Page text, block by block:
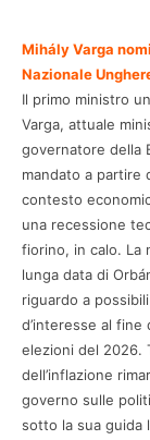
Mihály Varga
Nazionale
Il primo ministro
Varga, attuale
governatore della
mandato a partire
contesto
una recessione
fiorino, in calo. La
lunga data di
riguardo a
d’interesse al fine
elezioni del 2026.
dell’inflazione
governo sulle
sotto la sua guida